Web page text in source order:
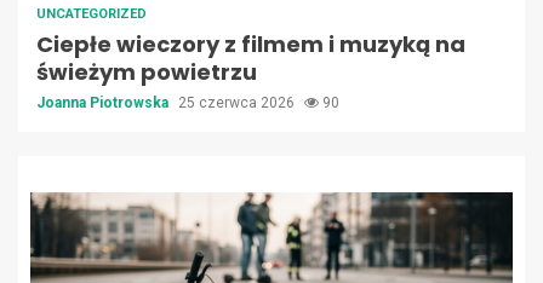
UNCATEGORIZED
Ciepłe wieczory z filmem i muzyką na
świeżym powietrzu
Joanna Piotrowska 25 czerwca 2026 90